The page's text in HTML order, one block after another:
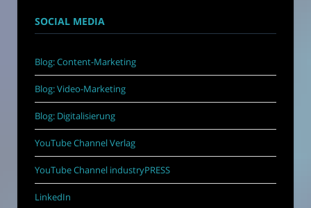
SOCIAL MEDIA
Blog: Content-Marketing
Blog: Video-Marketing
Blog: Digitalisierung
YouTube Channel Verlag
YouTube Channel industryPRESS
LinkedIn